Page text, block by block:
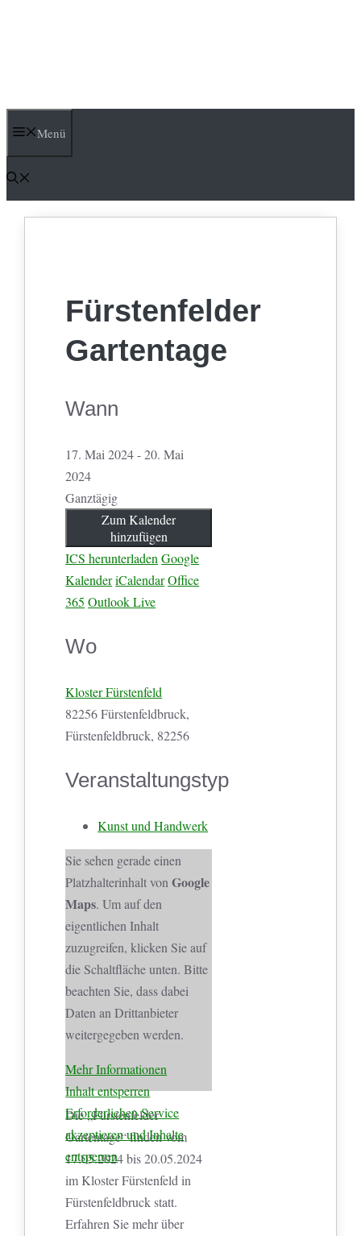
Menü
Fürstenfelder
Gartentage
Wann
17. Mai 2024 - 20. Mai
2024
Ganztägig
Zum Kalender
hinzufügen
ICS herunterladen Google
KalenderiCalendarOffice
365 Outlook Live
Wo
Kloster Fürstenfeld
82256 Fürstenfeldbruck,
Fürstenfeldbruck, 82256
Veranstaltungstyp
Kunst und Handwerk
Sie sehen gerade einen
Platzhalterinhalt vonGoogle
Maps. Um auf den
eigentlichen Inhalt
zuzugreifen, klicken Sie auf
die Schaltfläche unten. Bitte
beachten Sie, dass dabei
Daten an Drittanbieter
weitergegeben werden.
Mehr Informationen
Inhalt entsperren
Erforderlichen Service
akzeptieren und Inhalte
entsperren
Die „Fürstenfelder
Gartentage“ finden vom
17.05.2024 bis 20.05.2024
im Kloster Fürstenfeld in
Fürstenfeldbruck statt.
Erfahren Sie mehr über